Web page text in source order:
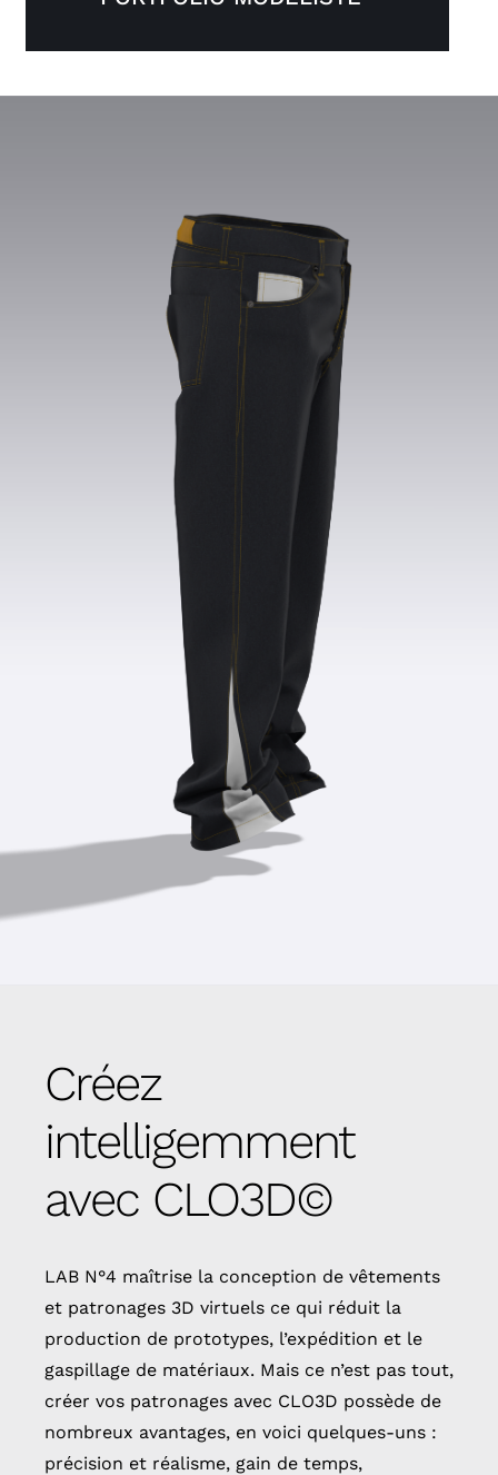
Créez
intelligemment
avec CLO3D©
LAB N°4 maîtrise la conception de vêtements
et patronages 3D virtuels ce qui réduit la
production de prototypes, l’expédition et le
gaspillage de matériaux. Mais ce n’est pas tout,
créer vos patronages avec CLO3D possède de
nombreux avantages, en voici quelques-uns :
précision et réalisme, gain de temps,